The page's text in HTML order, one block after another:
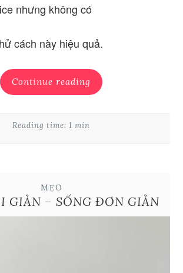
nhưng không có
cách này hiệu quả.
Continue reading
Reading time: 1 min
MẸO
GIẢN – SỐNG ĐƠN GIẢN